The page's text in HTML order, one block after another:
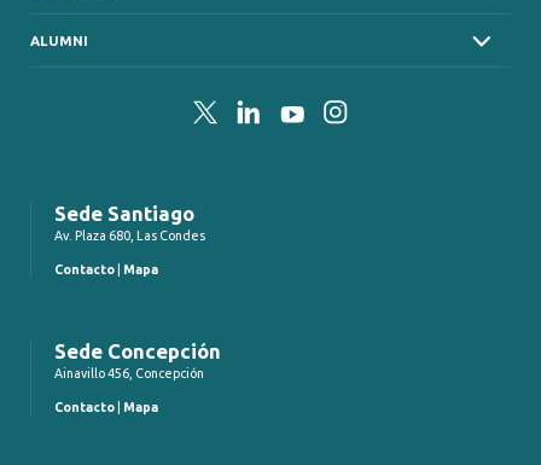
ALUMNI
TwitterLinkedInYouTubeInstagram
Sede Santiago
Av. Plaza 680, Las Condes
Contacto Mapa
Sede Concepción
Ainavillo 456, Concepción
Contacto Mapa